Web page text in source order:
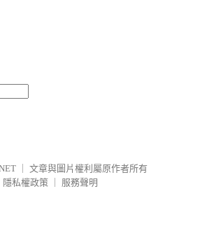
文章與圖片權利屬原作者所有
隱私權政策
服務聲明